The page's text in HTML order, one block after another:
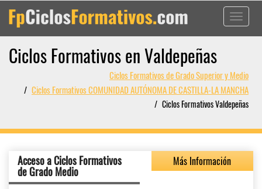
Toggle
Ciclos Formativos en Valdepeñas
Ciclos Formativos de Grado Superior y Medio
Ciclos Formativos COMUNIDAD AUTÓNOMA DE CASTILLA-LA MANCHA
Ciclos Formativos Valdepeñas
Acceso a Ciclos Formativos
de Grado Medio
Más Información